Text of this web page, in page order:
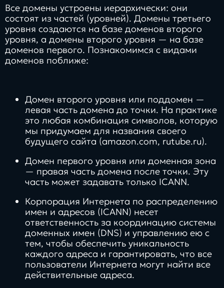
​​Все домены устроены иерархически: они
состоят из частей (уровней). Домены третьего
уровня создаются на базе доменов второго
уровня, а домены второго уровня — на базе
доменов первого. Познакомимся с видами
доменов поближе:
Домен второго уровня или поддомен —
левая часть домена до точки. На практике
это любая комбинация символов, которую
мы придумаем для названия своего
будущего сайта (amazon.com, rutube.ru).
Домен первого уровня или доменная зона
— правая часть домена после точки. Эту
часть может задавать только ICANN.
Корпорация Интернета по распределению
имен и адресов (ICANN) несет
ответственность за координацию системы
доменных имен (DNS) и управлению ею с
тем, чтобы обеспечить уникальность
каждого адреса и гарантировать, что все
пользователи Интернета могут найти все
действительные адреса.